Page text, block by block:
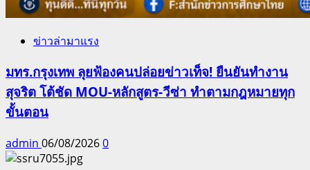
ข่าวล่ามาแรง
มทร.กรุงเทพ ลุยฟ้องคนปล่อยข่าวเท็จ! ยืนยันทำงาน
สุจริต โต้ชัด MOU-หลักสูตร-วีซ่า ทำตามกฎหมายทุก
ขั้นตอน
admin 06/08/20260